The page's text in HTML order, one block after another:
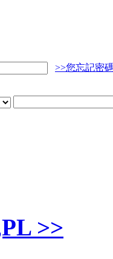
>>您忘記密
>>